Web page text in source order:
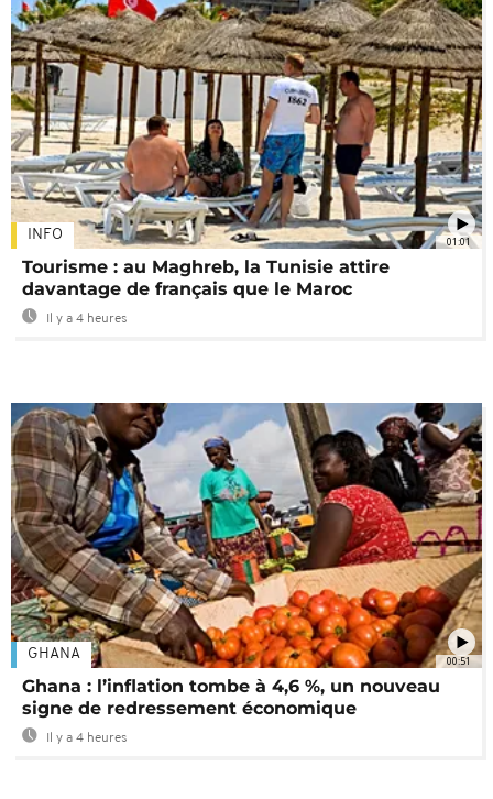
01:01
INFO
Tourisme : au Maghreb, la Tunisie attire
davantage de français que le Maroc
Il y a 4 heures
00:51
GHANA
Ghana : l’inflation tombe à 4,6 %, un nouveau
signe de redressement économique
Il y a 4 heures